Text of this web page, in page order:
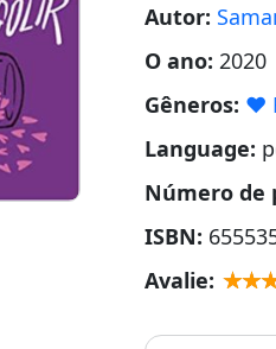
Autor:
O ano: 2020
Gêneros: ❤️
Language:
Número de
ISBN:
Avalie: